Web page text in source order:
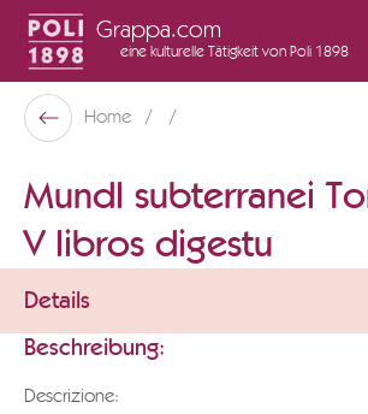
Grappa.com
eine kulturelle Tätigkeit von Poli 1898
Poli Museo Della Grappa
Zurück
Home
MundI subterranei
V libros digestu
Details
Beschreibung:
Descrizione: